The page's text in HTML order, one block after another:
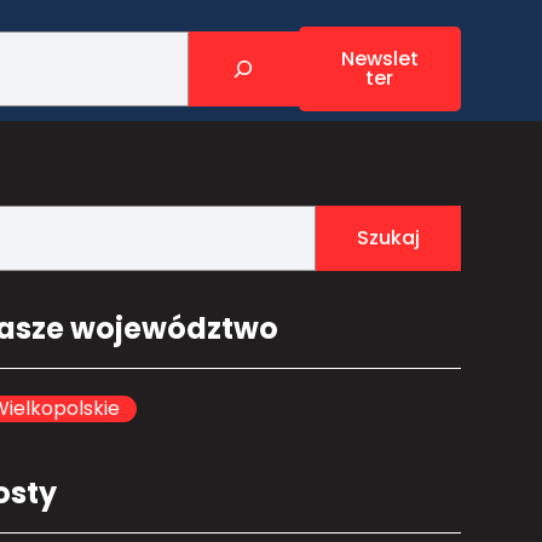
Newslet
ter
Szukaj
województwo